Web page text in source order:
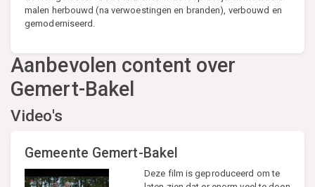
malen herbouwd (na verwoestingen en branden), verbouwd en
gemoderniseerd.
Aanbevolen content over
Gemert-Bakel
Video's
Gemeente Gemert-Bakel
Deze film is geproduceerd om te